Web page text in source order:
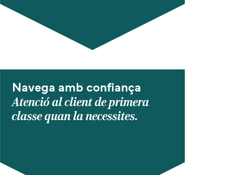
Navega amb confiança
Atenció al client de primera
classe quan la necessites.